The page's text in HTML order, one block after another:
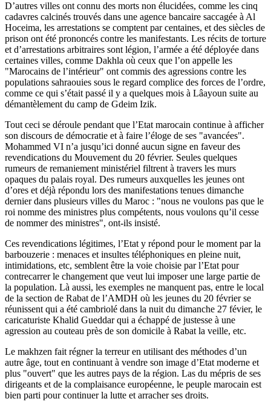
D’autres villes ont connu des morts non élucidées, comme les cinq
cadavres calcinés trouvés dans une agence bancaire saccagée à Al
Hoceima, les arrestations se comptent par centaines, et des siècles de
prison ont été prononcés contre les manifestants. Les récits de torture
et d’arrestations arbitraires sont légion, l’armée a été déployée dans
certaines villes, comme Dakhla où ceux que l’on appelle les
"Marocains de l’intérieur" ont commis des agressions contre les
populations sahraouies sous le regard complice des forces de l’ordre,
comme ce qui s’était passé il y a quelques mois à Lâayoun suite au
démantèlement du camp de Gdeim Izik.
Tout ceci se déroule pendant que l’Etat marocain continue à afficher
son discours de démocratie et à faire l’éloge de ses "avancées".
Mohammed VI n’a jusqu’ici donné aucun signe en faveur des
revendications du Mouvement du 20 février. Seules quelques
rumeurs de remaniement ministériel filtrent à travers les murs
opaques du palais royal. Des rumeurs auxquelles les jeunes ont
d’ores et déjà répondu lors des manifestations tenues dimanche
dernier dans plusieurs villes du Maroc : "nous ne voulons pas que le
roi nomme des ministres plus compétents, nous voulons qu’il cesse
de nommer des ministres", ont-ils insisté.
Ces revendications légitimes, l’Etat y répond pour le moment par la
barbouzerie : menaces et insultes téléphoniques en pleine nuit,
intimidations, etc, semblent être la voie choisie par l’Etat pour
contrecarrer le changement que veut lui imposer une large partie de
la population. Là aussi, les exemples ne manquent pas, entre le local
de la section de Rabat de l’AMDH où les jeunes du 20 février se
réunissent qui a été cambriolé dans la nuit du dimanche 27 févier, le
caricaturiste Khalid Gueddar qui a échappé de justesse à une
agression au couteau près de son domicile à Rabat la veille, etc.
Le makhzen fait régner la terreur en utilisant des méthodes d’un
autre âge, tout en continuant à vendre son image d’Etat moderne et
plus "ouvert" que les autres pays de la région. Las du mépris de ses
dirigeants et de la complaisance européenne, le peuple marocain est
bien parti pour continuer la lutte et arracher ses droits.